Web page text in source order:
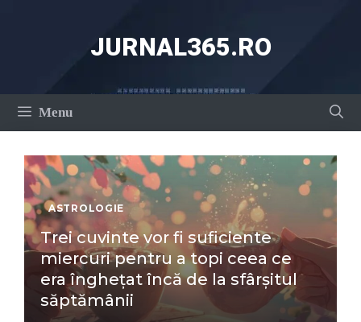
JURNAL365.RO
Menu
ASTROLOGIE
Trei cuvinte vor fi suficiente
miercuri pentru a topi ceea ce
era înghețat încă de la sfârșitul
săptămânii